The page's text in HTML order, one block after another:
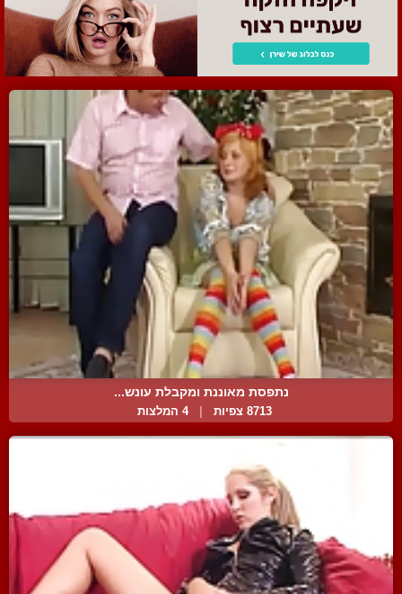
נתפסת מאוננת ומקבלת עונש...
8713 צפיות 4 המלצות